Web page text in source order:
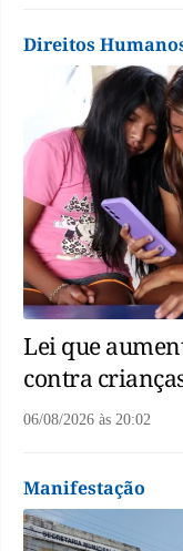
Direitos
Lei que
contra
06/08/2026 às 20:02
Manifestação